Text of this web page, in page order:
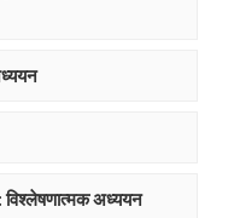
विश्लेषणात्मक अध्ययन